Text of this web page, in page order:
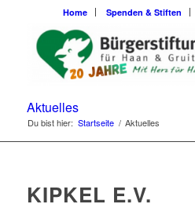
Home Spenden & Stiften
Aktuelles
Du bist hier: Startseite / Aktuelles
KIPKEL E.V.